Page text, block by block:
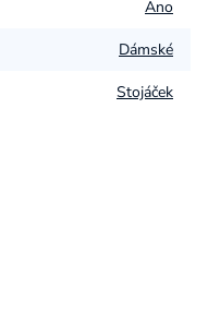
Ano
Dámské
Stojáček